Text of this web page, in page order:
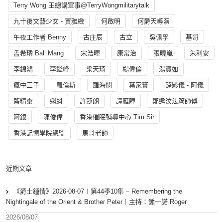
Terry Wong 王總講軍事@TerryWongmilitarytalk
九十後文藝少女 - 賈雅緻 何啟明 何爵天導演
午夜工作者 Benny 古庄辰 古立 吳佩孚 基哥
孟希璘 Ball Mang 宋浩暉 康常治 張曉嵐 朱利安
李錦鴻 李鑑峰 梁天琦 楊偉倫 湯寳如
瘋中三子 羅倫斯 羅海憫 葉家寶 薛影儀 - 阿儀
藍精靈 蝌蚪 許莎朗 譚雁瞳 鄭遨汶法筠師傅
阿銀 陳俊偉 香港催眠輔導中心 Tim Sir
香港記憶學院總監 馬哥老師
近期文章
《爵士鍾情》2026-08-07︱第44季10集 – Remembering the
Nightingale of the Orient & Brother Peter︱主持：鍾一諾 Roger
2026/08/07